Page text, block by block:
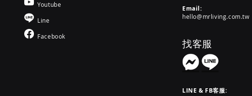
Youtube
Line
Facebook
Email:
hello@mrliving.com.tw
找客服
LINE & FB客服: